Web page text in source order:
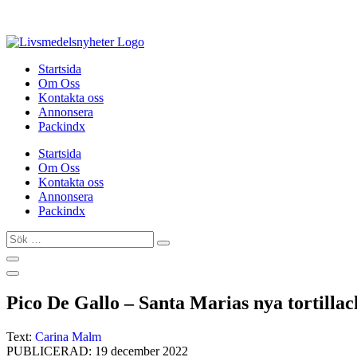
innehåll
Startsida
Om Oss
Kontakta oss
Annonsera
Packindx
Startsida
Om Oss
Kontakta oss
Annonsera
Packindx
Sök
…
Pico De Gallo – Santa Marias nya
Text: Carina Malm
PUBLICERAD: 19 december 2022